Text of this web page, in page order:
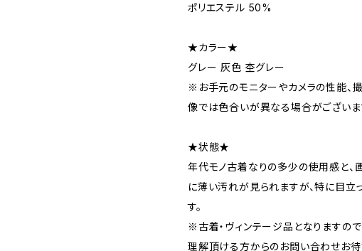
ポリエステル 50%
★カラー★
グレー 灰色 杢グレー
※お手元のモニターやカメラの性能、
像では色合いが異なる場合がございま
★状態★
年代モノ古着なりの多少の使用感と、
に薄い汚れが見られますが、特に目立
す。
※古着・ヴィンテージ品となりますの
理解頂ける方からのお問い合わせお待